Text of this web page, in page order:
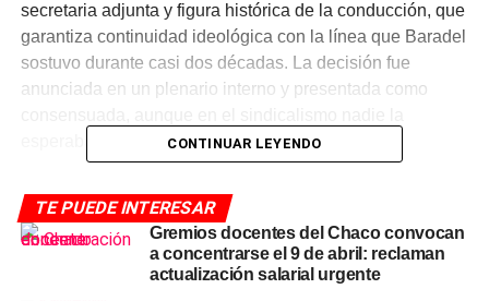
secretaria adjunta y figura histórica de la conducción, que
garantiza continuidad ideológica con la línea que Baradel
sostuvo durante casi dos décadas. La decisión fue
anunciada en un plenario interno y presentada como
esperaba para este momento.
Casi dos décadas que marcaron
el mapa gremial del país
Baradel comenzó su militancia sindical en 1991 como
CONTINUAR LEYENDO
TE PUEDE INTERESAR
Gremios docentes del Chaco convocan
a concentrarse el 9 de abril: reclaman
actualización salarial urgente